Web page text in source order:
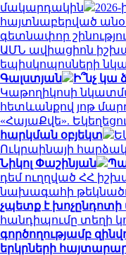
մակարդակին
հայտնաբերված
գետնափոր
ԱՄՆ ավիացիոն
եպիսկոպոսների
Գալստյան
Ի՞նչ
Կաթողիկոսի
հետևանքով յոթ մարդ
«ՀայաՔվե».
հարկման օբյեկտ
Ուկրաինայի
Նիկոլ Փաշինյան
դեմ ուղղված ՀՀ
նախագահի
չպետք է
հանդիպումը տեղի
գործողությամբ
երկրների